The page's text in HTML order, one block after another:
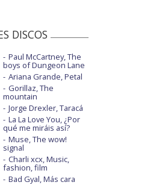
DISCOS
Paul McCartney, The
boys of Dungeon Lane
Ariana Grande, Petal
Gorillaz, The
mountain
Jorge Drexler, Taracá
La La Love You, ¿Por
qué me miráis así?
Muse, The wow!
signal
Charli xcx, Music,
fashion, film
Bad Gyal, Más cara